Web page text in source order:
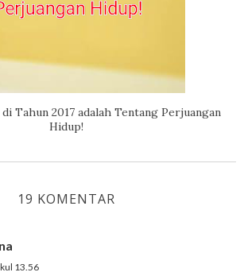
Tahun 2017 adalah Tentang Perjuangan
Hidup!
19 KOMENTAR
13.56